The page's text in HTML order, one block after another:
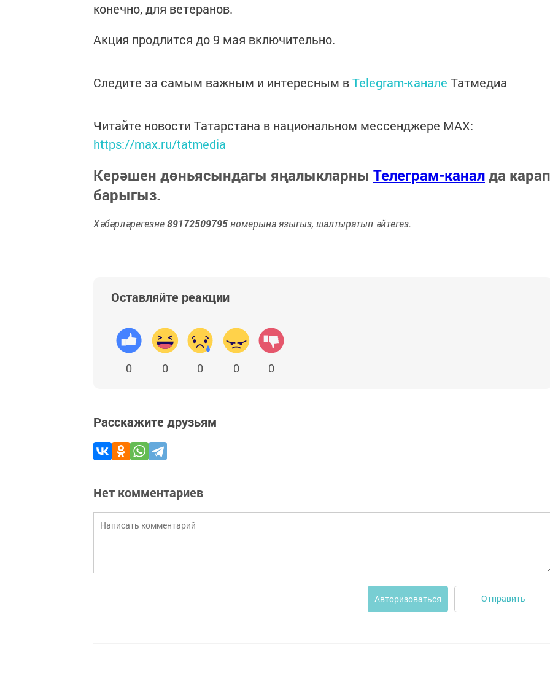
конечно, для ветеранов.
Акция продлится до 9 мая включительно.
Следите за самым важным и интересным вTelegram-канале Татмедиа
Читайте новости Татарстана в национальном мессенджере MАХ:
https://max.ru/tatmedia
Керәшен дөньясындагы яңалыкларны Телеграм-каналда карап
барыгыз.
Хәбәрләрегезне89172509795номерына языгыз, шалтыратып әйтегез.
Оставляйте реакции
0 0 0 0 0
Расскажите друзьям
Нет комментариев
Авторизоваться Отправить